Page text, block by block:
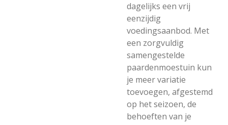
dagelijks een vrij
eenzijdig
voedingsaanbod. Met
een zorgvuldig
samengestelde
paardenmoestuin kun
je meer variatie
toevoegen, afgestemd
op het seizoen, de
behoeften van je